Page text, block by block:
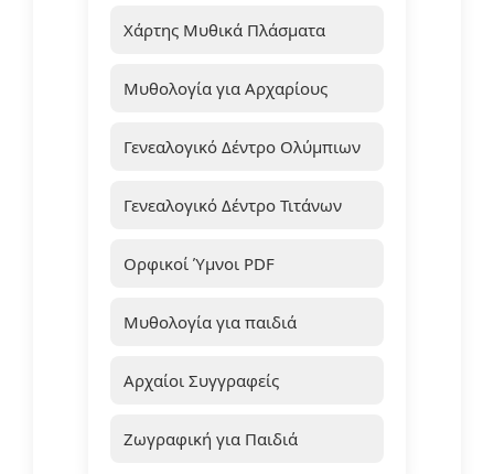
Χάρτης Μυθικά Πλάσματα
Μυθολογία για Αρχαρίους
Γενεαλογικό Δέντρο Ολύμπιων
Γενεαλογικό Δέντρο Τιτάνων
Ορφικοί Ύμνοι PDF
Μυθολογία για παιδιά
Αρχαίοι Συγγραφείς
Ζωγραφική για Παιδιά